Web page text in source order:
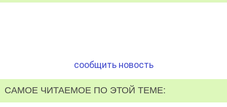
сообщить новость
САМОЕ ЧИТАЕМОЕ ПО ЭТОЙ ТЕМЕ: